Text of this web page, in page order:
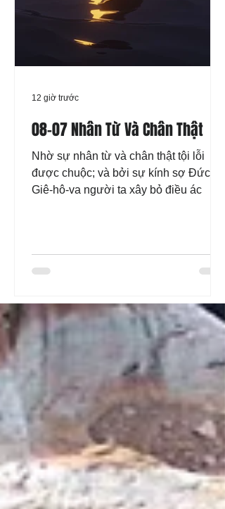
08-07 Nhân Từ Và Chân Thật
Nhờ sự nhân từ và chân thật tội lỗi
được chuộc; và bởi sự kính sợ Đức
Giê-hô-va người ta xây bỏ điều ác
12 giờ trước